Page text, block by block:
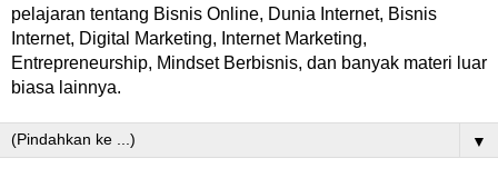
pelajaran tentang Bisnis Online, Dunia Internet, Bisnis
Internet, Digital Marketing, Internet Marketing,
Entrepreneurship, Mindset Berbisnis, dan banyak materi luar
biasa lainnya.
▼